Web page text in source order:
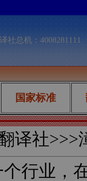
社总机：
国家标准
译社>>>
行业，